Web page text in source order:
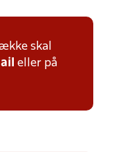
skal
eller på